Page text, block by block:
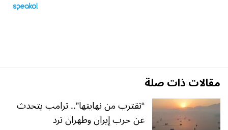
مقالات ذات صلة
“تقترب من نهايتها”.. ترامب يتحدث
عن حرب إيران وطهران ترد